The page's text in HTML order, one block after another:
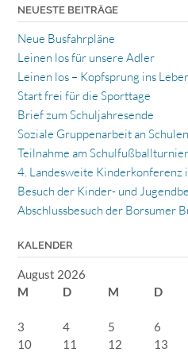
NEUESTE BEITRÄGE
Neue Busfahrpläne
Leinen los für unsere Adler
Leinen los – Kopfsprung ins
Start frei für die Sporttage
Brief zum Schuljahresende
Soziale Gruppenarbeit an Schulen
Teilnahme am
4. Landesweite Kinderkonferenz
Besuch der Kinder- und
Abschlussbesuch der Borsumer
KALENDER
August 2026
M
D M D
3
4 5 6
10
11 12 13